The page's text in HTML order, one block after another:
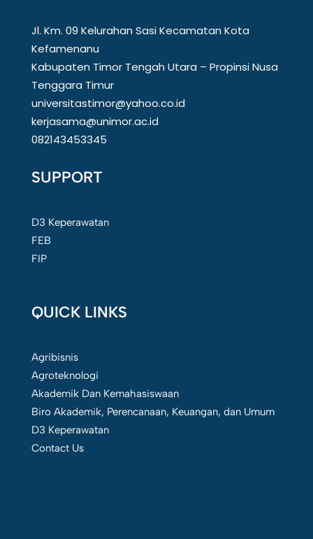
Jl. Km. 09 Kelurahan Sasi Kecamatan Kota
Kefamenanu
Kabupaten Timor Tengah Utara – Propinsi Nusa
Tenggara Timur
universitastimor@yahoo.co.id
kerjasama@unimor.ac.id
082143453345
SUPPORT
D3 Keperawatan
FEB
FIP
QUICK LINKS
Agribisnis
Agroteknologi
Akademik Dan Kemahasiswaan
Biro Akademik, Perencanaan, Keuangan, dan Umum
D3 Keperawatan
Contact Us